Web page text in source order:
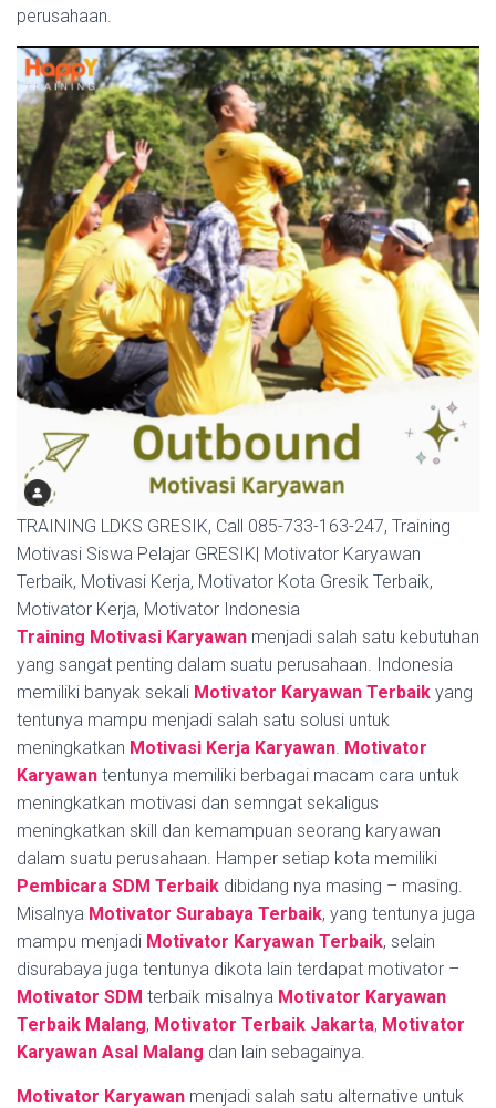
perusahaan.
TRAINING LDKS GRESIK, Call 085-733-163-247, Training
Motivasi Siswa Pelajar GRESIK| Motivator Karyawan
Terbaik, Motivasi Kerja, Motivator Kota Gresik Terbaik,
Motivator Kerja, Motivator Indonesia
Training Motivasi Karyawan menjadi salah satu kebutuhan
yang sangat penting dalam suatu perusahaan. Indonesia
memiliki banyak sekali Motivator Karyawan Terbaik yang
tentunya mampu menjadi salah satu solusi untuk
meningkatkan Motivasi Kerja Karyawan Motivator
Karyawan tentunya memiliki berbagai macam cara untuk
meningkatkan motivasi dan semngat sekaligus
meningkatkan skill dan kemampuan seorang karyawan
dalam suatu perusahaan. Hamper setiap kota memiliki
Pembicara SDM Terbaik dibidang nya masing – masing.
Misalnya Motivator Surabaya Terbaik, yang tentunya juga
mampu menjadi Motivator Karyawan Terbaik, selain
disurabaya juga tentunya dikota lain terdapat motivator –
Motivator SDM terbaik misalnya Motivator Karyawan
Terbaik Malang, Motivator Terbaik Jakarta, Motivator
Karyawan Asal Malang dan lain sebagainya.
Motivator Karyawan menjadi salah satu alternative untuk